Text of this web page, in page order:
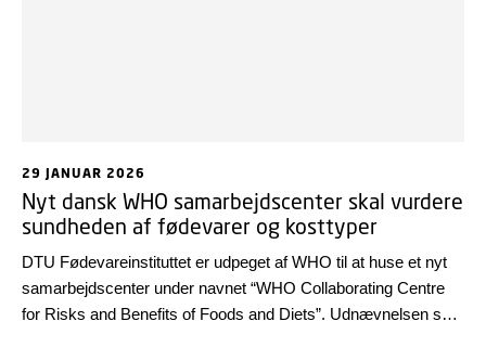
29 JANUAR 2026
Nyt dansk WHO samarbejdscenter skal vurdere
sundheden af fødevarer og kosttyper
DTU Fødevareinstituttet er udpeget af WHO til at huse et nyt
samarbejdscenter under navnet “WHO Collaborating Centre
for Risks and Benefits of Foods and Diets”. Udnævnelsen skal